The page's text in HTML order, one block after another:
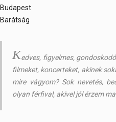
Budapest
Barátság
Kedves, figyelmes,
filmeket, koncerteket, akinek
mire vágyom? Sok nevetés,
olyan férfival, akivel jól érzem